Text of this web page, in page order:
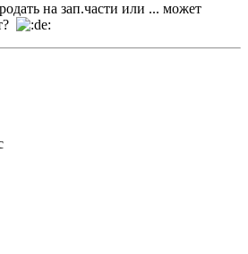
на зап.части или ... может